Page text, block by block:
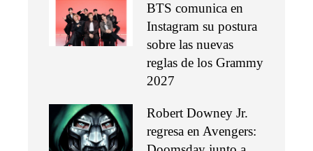
BTS comunica en
Instagram su postura
sobre las nuevas
reglas de los Grammy
2027
Robert Downey Jr.
regresa en Avengers: